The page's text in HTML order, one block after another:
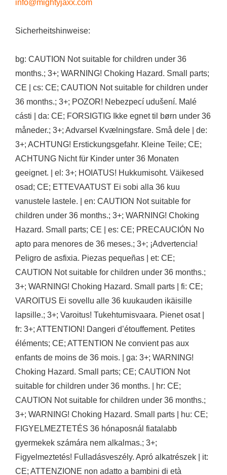
info@mightyjaxx.com
Sicherheitshinweise:
bg: CAUTION Not suitable for children under 36
months.; 3+; WARNING! Choking Hazard. Small parts;
CE | cs: CE; CAUTION Not suitable for children under
36 months.; 3+; POZOR! Nebezpecí udušení. Malé
cásti | da: CE; FORSIGTIG Ikke egnet til børn under 36
måneder.; 3+; Advarsel Kvælningsfare. Små dele | de:
3+; ACHTUNG! Erstickungsgefahr. Kleine Teile; CE;
ACHTUNG Nicht für Kinder unter 36 Monaten
geeignet. | el: 3+; HOIATUS! Hukkumisoht. Väikesed
osad; CE; ETTEVAATUST Ei sobi alla 36 kuu
vanustele lastele. | en: CAUTION Not suitable for
children under 36 months.; 3+; WARNING! Choking
Hazard. Small parts; CE | es: CE; PRECAUCIÓN No
apto para menores de 36 meses.; 3+; ¡Advertencia!
Peligro de asfixia. Piezas pequeñas | et: CE;
CAUTION Not suitable for children under 36 months.;
3+; WARNING! Choking Hazard. Small parts | fi: CE;
VAROITUS Ei sovellu alle 36 kuukauden ikäisille
lapsille.; 3+; Varoitus! Tukehtumisvaara. Pienet osat |
fr: 3+; ATTENTION! Dangeri d’étouffement. Petites
éléments; CE; ATTENTION Ne convient pas aux
enfants de moins de 36 mois. | ga: 3+; WARNING!
Choking Hazard. Small parts; CE; CAUTION Not
suitable for children under 36 months. | hr: CE;
CAUTION Not suitable for children under 36 months.;
3+; WARNING! Choking Hazard. Small parts | hu: CE;
FIGYELMEZTETÉS 36 hónaposnál fiatalabb
gyermekek számára nem alkalmas.; 3+;
Figyelmeztetés! Fulladásveszély. Apró alkatrészek | it:
CE; ATTENZIONE non adatto a bambini di età